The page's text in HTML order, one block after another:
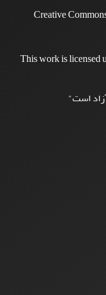
Creative
This work is licensed
است"